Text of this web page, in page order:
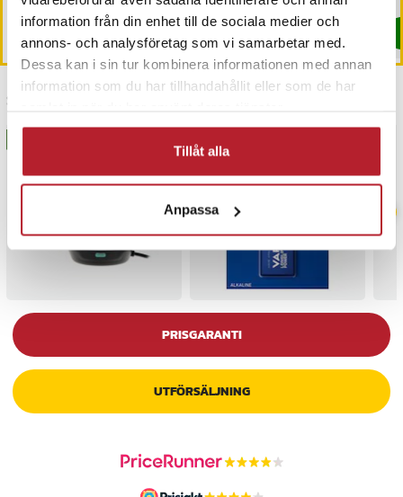
information från din enhet till de sociala medier och
annons- och analysföretag som vi samarbetar med.
Dessa kan i sin tur kombinera informationen med annan
information som du har tillhandahållit eller som de har
Tillåt alla
Anpassa
Köp
Senast besökta
PRISGARANTI
UTFÖRSÄLJNING